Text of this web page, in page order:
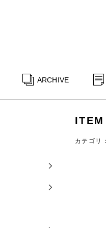
ARCHIVE
ITEM
カテゴリ